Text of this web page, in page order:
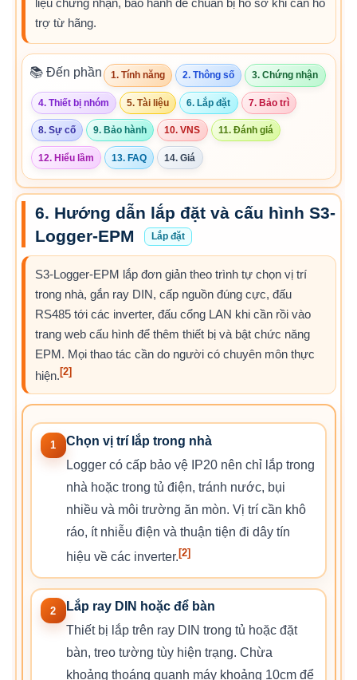
liệu chứng nhận, bảo hành để chuẩn bị hồ sơ khi cần hỗ
trợ từ hãng.
📚 Đến phần 1. Tính năng 2. Thông số 3. Chứng nhận
4. Thiết bị nhóm 5. Tài liệu 6. Lắp đặt 7. Bảo trì
8. Sự cố 9. Bảo hành 10. VNS 11. Đánh giá
12. Hiểu lầm 13. FAQ 14. Giá
6. Hướng dẫn lắp đặt và cấu hình S3-
Logger-EPM
Lắp đặt
S3-Logger-EPM lắp đơn giản theo trình tự chọn vị trí
trong nhà, gắn ray DIN, cấp nguồn đúng cực, đấu
RS485 tới các inverter, đấu cổng LAN khi cần rồi vào
trang web cấu hình để thêm thiết bị và bật chức năng
EPM. Mọi thao tác cần do người có chuyên môn thực
hiện. [2]
1
Chọn vị trí lắp trong nhà
Logger có cấp bảo vệ IP20 nên chỉ lắp trong
nhà hoặc trong tủ điện, tránh nước, bụi
nhiều và môi trường ăn mòn. Vị trí cần khô
ráo, ít nhiễu điện và thuận tiện đi dây tín
hiệu về các inverter. [2]
2
Lắp ray DIN hoặc để bàn
Thiết bị lắp trên ray DIN trong tủ hoặc đặt
bàn, treo tường tùy hiện trạng. Chừa
khoảng thoáng quanh máy khoảng 10cm để